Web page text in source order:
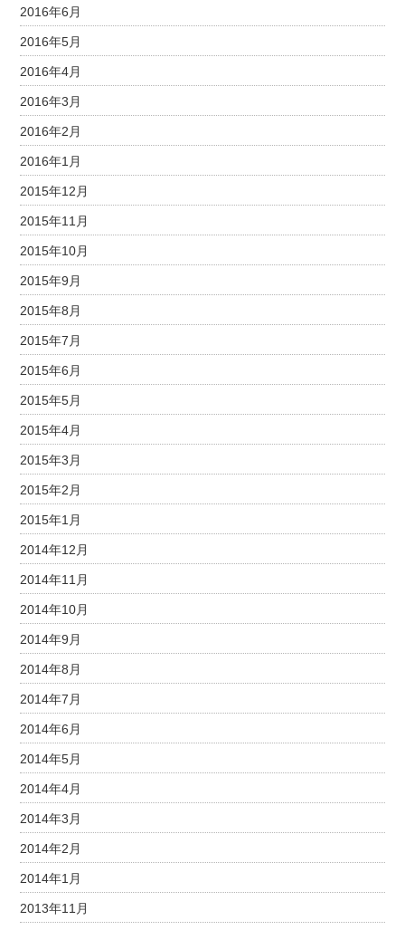
2016年6月
2016年5月
2016年4月
2016年3月
2016年2月
2016年1月
2015年12月
2015年11月
2015年10月
2015年9月
2015年8月
2015年7月
2015年6月
2015年5月
2015年4月
2015年3月
2015年2月
2015年1月
2014年12月
2014年11月
2014年10月
2014年9月
2014年8月
2014年7月
2014年6月
2014年5月
2014年4月
2014年3月
2014年2月
2014年1月
2013年11月